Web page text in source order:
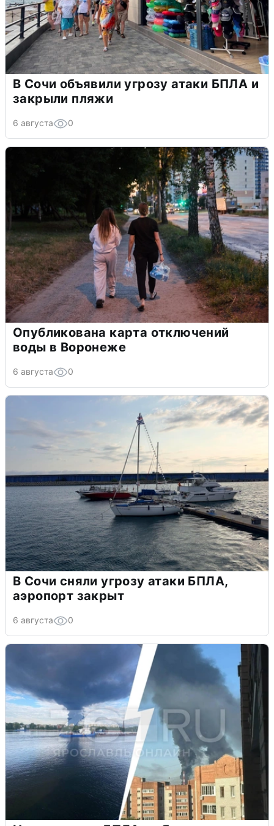
В Сочи объявили угрозу атаки БПЛА и
закрыли пляжи
6 августа 0
Опубликована карта отключений
воды в Воронеже
6 августа 0
В Сочи сняли угрозу атаки БПЛА,
аэропорт закрыт
6 августа 0